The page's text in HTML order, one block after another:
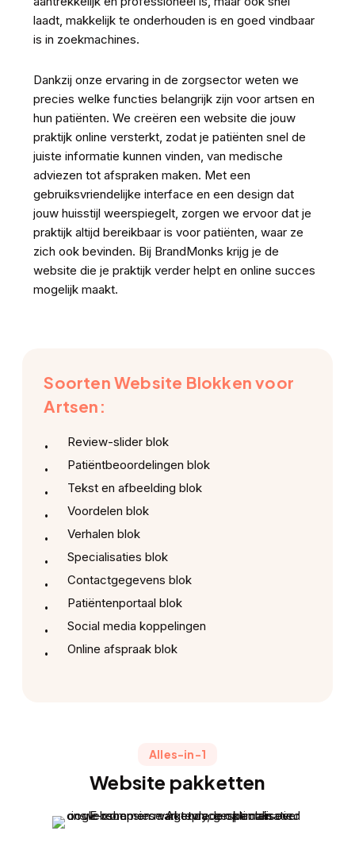
laadt, makkelijk te onderhouden is en goed vindbaar
is in zoekmachines.
Dankzij onze ervaring in de zorgsector weten we
precies welke functies belangrijk zijn voor artsen en
hun patiënten. We creëren een website die jouw
praktijk online versterkt, zodat je patiënten snel de
juiste informatie kunnen vinden, van medische
adviezen tot afspraken maken. Met een
gebruiksvriendelijke interface en een design dat
jouw huisstijl weerspiegelt, zorgen we ervoor dat je
praktijk altijd bereikbaar is voor patiënten, waar ze
zich ook bevinden. Bij BrandMonks krijg je de
website die je praktijk verder helpt en online succes
mogelijk maakt.
Soorten Website Blokken voor
Artsen:
Review-slider blok
Patiëntbeoordelingen blok
Tekst en afbeelding blok
Voordelen blok
Verhalen blok
Specialisaties blok
Contactgegevens blok
Patiëntenportaal blok
Social media koppelingen
Online afspraak blok
Alles-in-1
Website pakketten